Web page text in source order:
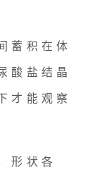
蓄积在体
酸盐结晶
才能观察
形状各